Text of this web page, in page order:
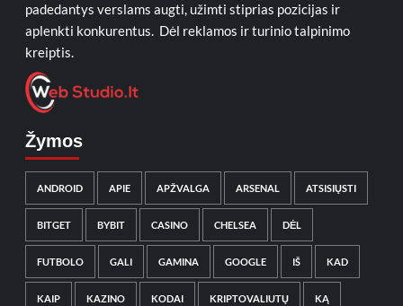
padedantys verslams augti, užimti stiprias pozicijas ir
aplenkti konkurentus. Dėl reklamos ir turinio talpinimo
kreiptis.
Žymos
ANDROID APIE APŽVALGA ARSENAL ATSISIŲSTI
BITGET BYBIT CASINO CHELSEA DĖL
FUTBOLO GALI GAMINA GOOGLE IŠ KAD
KAIP KAZINO KODAI KRIPTOVALIUTŲ KĄ